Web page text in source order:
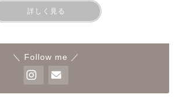
詳しく見る
＼ Follow me ／